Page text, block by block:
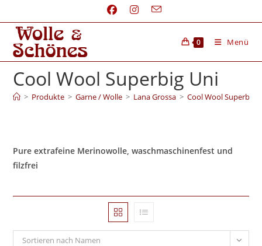
0 Menü
Cool Wool Superbig Uni
> Produkte > Garne / Wolle > Lana Grossa > Cool Wool Superbig
Pure extrafeine Merinowolle, waschmaschinenfest und
filzfrei
Sortieren nach Namen